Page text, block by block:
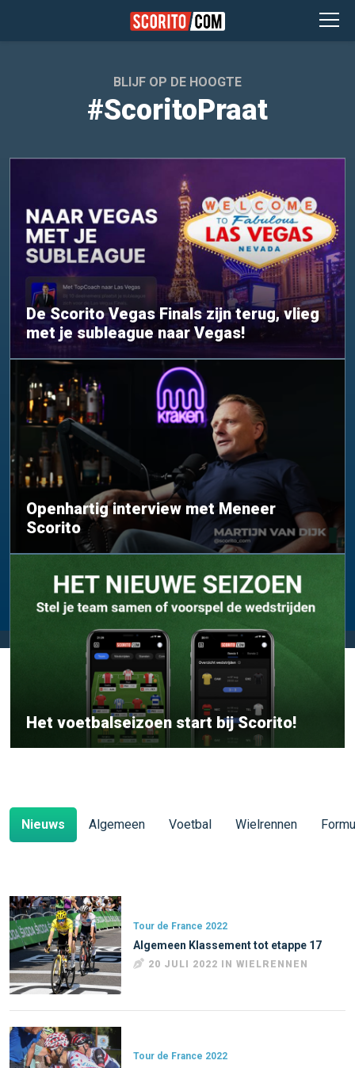
BLIJF OP DE HOOGTE
#ScoritoPraat
De Scorito Vegas Finals zijn terug, vlieg
met je subleague naar Vegas!
Openhartig interview met Meneer
Scorito
Het voetbalseizoen start bij Scorito!
Nieuws Algemeen Voetbal Wielrennen
Tour de France 2022
Algemeen Klassement tot etappe 17
20 JULI 2022 IN WIELRENNEN
Tour de France 2022